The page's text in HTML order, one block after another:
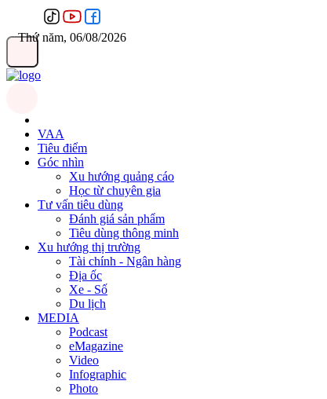
Thứ năm, 06/08/2026
VAA
Tiêu điểm
Góc nhìn
Xu hướng quảng cáo
Học từ chuyên gia
Tư vấn tiêu dùng
Đánh giá sản phẩm
Tiêu dùng thông minh
Xu hướng thị trường
Tài chính - Ngân hàng
Địa ốc
Xe - Số
Du lịch
MEDIA
Podcast
eMagazine
Video
Infographic
Photo